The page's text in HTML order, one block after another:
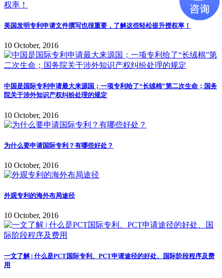
美国发明专利申请文件撰写也很重要，了解这些轻松提升授权率！
10 October, 2016
中国是国际专利申请最大来源国；一项专利给了“长绒棉”第二次生命；国务
院关于涉外知识产权纠纷处理的规定
10 October, 2016
为什么要申请国际专利？有哪些好处？
10 October, 2016
外观专利的海外布局途径
10 October, 2016
一文了解 | 什么是PCT国际专利、PCT申请途径的好处、国际阶段程序及费
用